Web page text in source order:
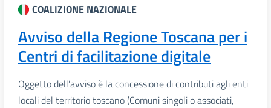
COALIZIONE NAZIONALE
Avviso della Regione Toscana per i
Centri di facilitazione digitale
Oggetto dell’avviso è la concessione di contributi agli enti
locali del territorio toscano (Comuni singoli o associati,